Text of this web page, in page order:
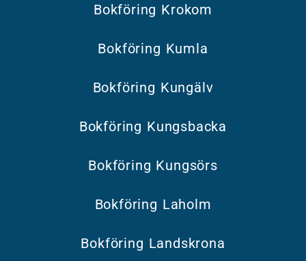
Bokföring Krokom
Bokföring Kumla
Bokföring Kungälv
Bokföring Kungsbacka
Bokföring Kungsörs
Bokföring Laholm
Bokföring Landskrona